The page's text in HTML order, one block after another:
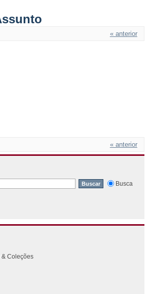
« anterior
« anterior
Busca
& Coleções